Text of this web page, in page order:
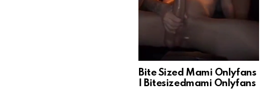
Bite Sized Mami Onlyfans
| Bitesizedmami Onlyfans